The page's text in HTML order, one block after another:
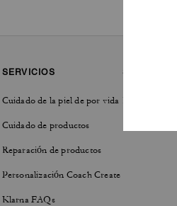
SERVICIOS
Cuidado de la piel de por vida
Cuidado de productos
Reparación de productos
Personalización Coach Create
Klarna FAQs